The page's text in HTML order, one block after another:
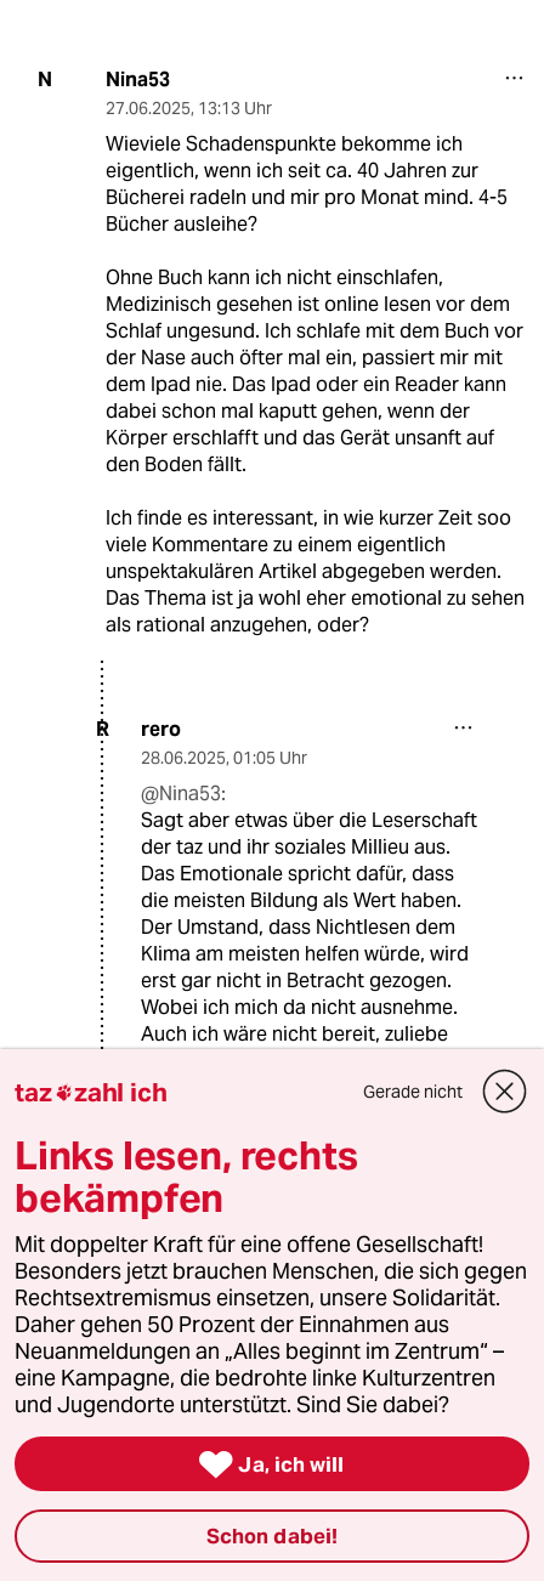
N Nina53
27.06.2025, 13:13 Uhr
Wieviele Schadenspunkte bekomme ich
eigentlich, wenn ich seit ca. 40 Jahren zur
Bücherei radeln und mir pro Monat mind. 4-5
Bücher ausleihe?
Ohne Buch kann ich nicht einschlafen,
Medizinisch gesehen ist online lesen vor dem
Schlaf ungesund. Ich schlafe mit dem Buch vor
der Nase auch öfter mal ein, passiert mir mit
dem Ipad nie. Das Ipad oder ein Reader kann
dabei schon mal kaputt gehen, wenn der
Körper erschlafft und das Gerät unsanft auf
den Boden fällt.
Ich finde es interessant, in wie kurzer Zeit soo
viele Kommentare zu einem eigentlich
unspektakulären Artikel abgegeben werden.
Das Thema ist ja wohl eher emotional zu sehen
als rational anzugehen, oder?
R rero
28.06.2025, 01:05 Uhr
@Nina53:
Sagt aber etwas über die Leserschaft
der taz und ihr soziales Millieu aus.
Das Emotionale spricht dafür, dass
die meisten Bildung als Wert haben.
Der Umstand, dass Nichtlesen dem
Klima am meisten helfen würde, wird
erst gar nicht in Betracht gezogen.
Wobei ich mich da nicht ausnehme.
Auch ich wäre nicht bereit, zuliebe
Tom Lehner
27.06.2025
Ihr könnt mit viel erzählen. Aber die Haptik
eines Buches ist nicht zu übertreffen.
AT Annette Thomas
27.06.2025,09:11 Uhr
Schön und gut. Aber es braucht dieses eine
wichtigen Titel stehen. Die, die man zwingend
dabei haben muss, wenn man je (warum auch
immer, Szenarien werden zunehmend denk-
und nachlesbar) Knall auf Fall sein jetziges
Leben aufgeben würde. Die renitenten Titel,
taz zahl ich Gerade nicht
Links lesen, rechts
bekämpfen
Mit doppelter Kraft für eine offene Gesellschaft!
Besonders jetzt brauchen Menschen, die sich gegen
Rechtsextremismus einsetzen, unsere Solidarität.
Daher gehen 50 Prozent der Einnahmen aus
Neuanmeldungen an „Alles beginnt im Zentrum“ –
eine Kampagne, die bedrohte linke Kulturzentren
und Jugendorte unterstützt. Sind Sie dabei?
 Ja, ich will
Schon dabei!